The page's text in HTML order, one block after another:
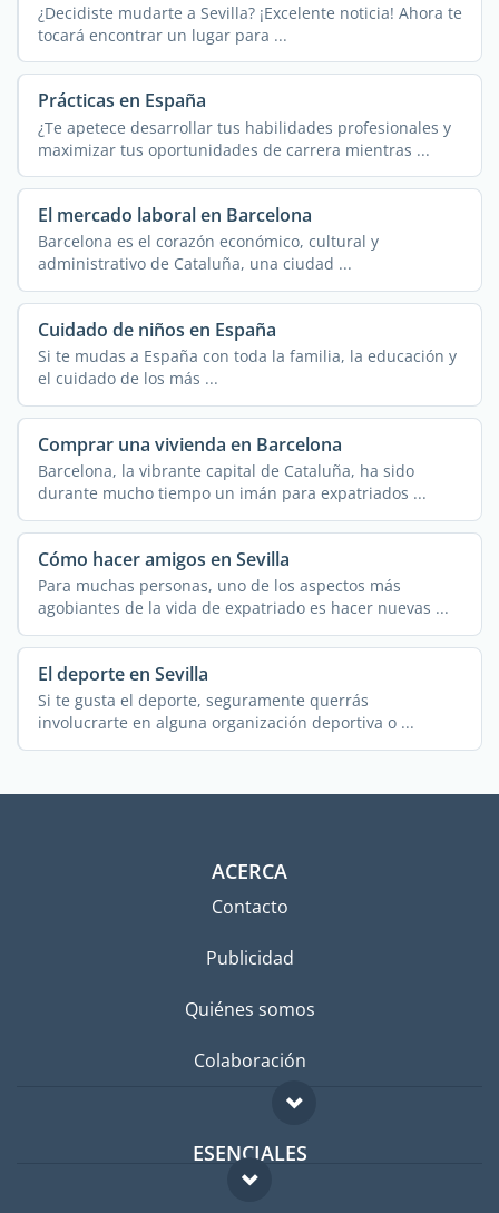
¿Decidiste mudarte a Sevilla? ¡Excelente noticia! Ahora te
tocará encontrar un lugar para ...
Prácticas en España
¿Te apetece desarrollar tus habilidades profesionales y
maximizar tus oportunidades de carrera mientras ...
El mercado laboral en Barcelona
Barcelona es el corazón económico, cultural y
administrativo de Cataluña, una ciudad ...
Cuidado de niños en España
Si te mudas a España con toda la familia, la educación y
el cuidado de los más ...
Comprar una vivienda en Barcelona
Barcelona, la vibrante capital de Cataluña, ha sido
durante mucho tiempo un imán para expatriados ...
Cómo hacer amigos en Sevilla
Para muchas personas, uno de los aspectos más
agobiantes de la vida de expatriado es hacer nuevas ...
El deporte en Sevilla
Si te gusta el deporte, seguramente querrás
involucrarte en alguna organización deportiva o ...
ACERCA
Contacto
Publicidad
Quiénes somos
Colaboración
ESENCIALES
Foro para expatriados